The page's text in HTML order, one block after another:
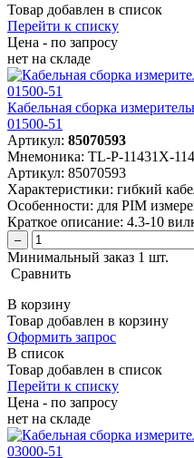
Товар добавлен в список
Перейти к списку
Цена - по запросу
нет на складе
Кабельная сборка
01500-51
Артикул: 85070593
Мнемоника: TL-P-11431X-
Артикул: 85070593
Характеристики: гибкий
Особенности: для PIM
Краткое описание: 4.3-10
–
Минимальный заказ 1 шт.
Сравнить
В корзину
Товар добавлен в корзину
Оформить запрос
В список
Товар добавлен в список
Перейти к списку
Цена - по запросу
нет на складе